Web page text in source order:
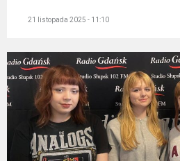
21 listopada 2025 - 11:10